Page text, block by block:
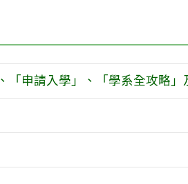
「申請入學」、「學系全攻略